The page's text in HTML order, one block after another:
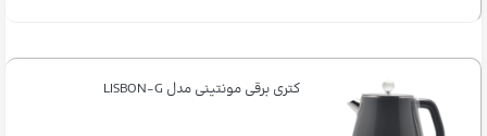
کتری برقی مونتینی مدل LISBON-G